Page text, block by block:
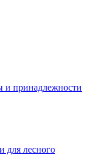
и принадлежности
для лесного